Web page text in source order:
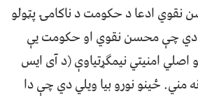
نقوي ادعا د حکومت د ناکامۍ پټولو
دي چې محسن نقوي او حکومت يې
امنيتي نيمګړتياوې (د آی ايس
مني. ځينو نورو بيا ويلي دي چې دا